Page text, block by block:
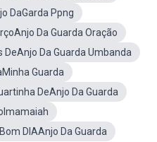
DaGarda Ppng
Da Guarda Oração
DeAnjo Da Guarda Umbanda
Guarda
DeAnjo Da Guarda
Bom DIAAnjo Da Guarda